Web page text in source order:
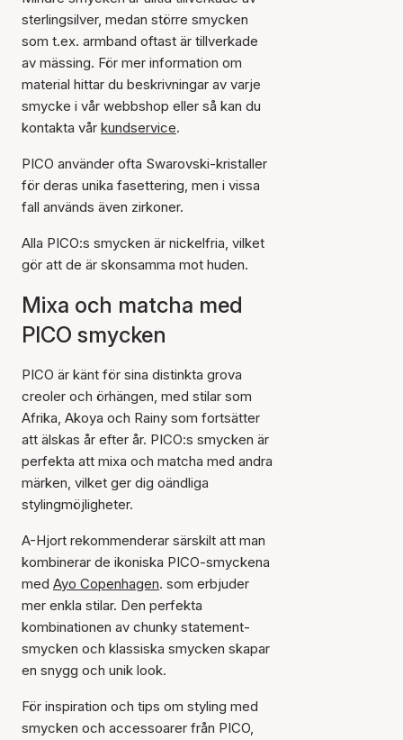
sterlingsilver, medan större smycken
som t.ex. armband oftast är tillverkade
av mässing. För mer information om
material hittar du beskrivningar av varje
smycke i vår webbshop eller så kan du
kontakta vår kundservice.
PICO använder ofta Swarovski-kristaller
för deras unika fasettering, men i vissa
fall används även zirkoner.
Alla PICO:s smycken är nickelfria, vilket
gör att de är skonsamma mot huden.
Mixa och matcha med
PICO smycken
PICO är känt för sina distinkta grova
creoler och örhängen, med stilar som
Afrika, Akoya och Rainy som fortsätter
att älskas år efter år. PICO:s smycken är
perfekta att mixa och matcha med andra
märken, vilket ger dig oändliga
stylingmöjligheter.
A-Hjort rekommenderar särskilt att man
kombinerar de ikoniska PICO-smyckena
med Ayo Copenhagen. som erbjuder
mer enkla stilar. Den perfekta
kombinationen av chunky statement-
smycken och klassiska smycken skapar
en snygg och unik look.
För inspiration och tips om styling med
smycken och accessoarer från PICO,